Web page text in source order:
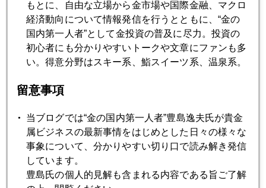
2017年02月28日
トランプ演説の注目点
トランプ演説待ちの市場
2017年02月24日
米国新財務長官デビュー、ヘリマネ連想発言も
2017年02月23日
もとに、自由な立場から金市場や国際金融、マクロ
経済動向について情報発信を行うとともに、“金の
国内第一人者”として金投資の普及に尽力。投資の
初心者にも分かりやすいトークや文章にファンも多
い。得意分野はスキー系、鮨スイーツ系、温泉系。
留意事項
当ブログでは“金の国内第一人者”豊島逸夫氏が貴金
属ビジネスの最新事情をはじめとした日々の様々な
事象について、分かりやすい切り口で読み解き発信
しています。
豊島氏の個人的見解も含まれる内容である旨ご了解